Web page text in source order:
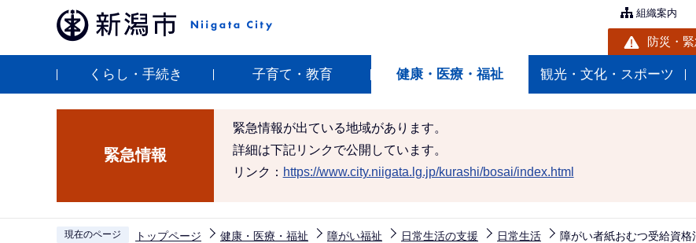
ペ
組織案内
防災・
くらし・手続き 子育て・教育 健康・医療・福祉 観光・文化・スポーツ
緊急情報
緊急情報が出ている地域があります。
詳細は下記リンクで公開しています。
リンク： https://www.city.niigata.lg.jp/kurashi/bosai/index.html
現在のページ トップページ 健康・医療・福祉 障がい福祉 日常生活の支援 日常生活 障がい者紙おむつ受給資格